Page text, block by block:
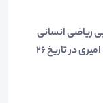
ریاضی انسانی
ویژه پایه دوازدهم با تدریس استاد محمدرضا امیری در تاریخ 26